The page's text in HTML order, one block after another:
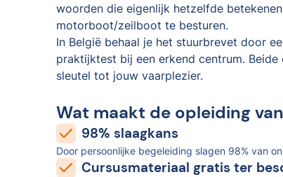
woorden die eigenlijk hetzelfde
motorboot/zeilboot te besturen.
In België behaal je het stuurbrevet door
praktijktest bij een erkend centrum.
sleutel tot jouw vaarplezier.
Wat maakt de opleiding
98% slaagkans
Door persoonlijke begeleiding slagen 98% van
Cursusmateriaal gratis ter